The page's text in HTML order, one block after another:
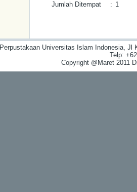
Jumlah Ditempat
: 1
Perpustakaan Universitas Islam Indonesia, Jl
Telp:
Copyright @Maret 2011